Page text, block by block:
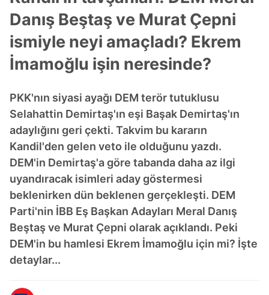
Danış Beştaş ve Murat Çepni
ismiyle neyi amaçladı? Ekrem
İmamoğlu işin neresinde?
PKK'nın siyasi ayağı DEM terör tutuklusu
Selahattin Demirtaş'ın eşi Başak Demirtaş'ın
adaylığını geri çekti. Takvim bu kararın
Kandil'den gelen veto ile olduğunu yazdı.
DEM'in Demirtaş'a göre tabanda daha az ilgi
uyandıracak isimleri aday göstermesi
beklenirken dün beklenen gerçekleşti. DEM
Parti'nin İBB Eş Başkan Adayları Meral Danış
Beştaş ve Murat Çepni olarak açıklandı. Peki
DEM'in bu hamlesi Ekrem İmamoğlu için mi? İşte
detaylar...